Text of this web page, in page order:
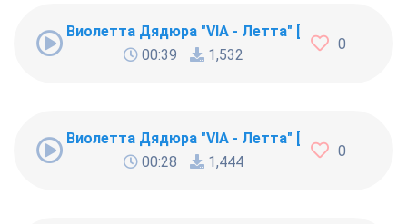
Виолетта Дядюра "VIA - Летта" [20801]
00:39
1,532
0
Виолетта Дядюра "VIA - Летта" [20800]
00:28
1,444
0